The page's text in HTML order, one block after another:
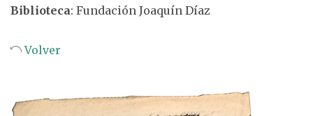
Biblioteca: Fundación Joaquín Díaz
Volver